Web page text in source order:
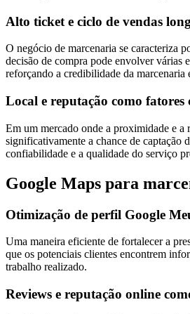
Alto ticket e ciclo de vendas
O negócio de marcenaria se caracteriza
decisão de compra pode envolver várias
reforçando a credibilidade da marcenaria
Local e reputação como fatores
Em um mercado onde a proximidade e a
significativamente a chance de captação
confiabilidade e a qualidade do serviço
Google Maps para
Otimização de perfil Google
Uma maneira eficiente de fortalecer a
que os potenciais clientes encontrem
trabalho realizado.
Reviews e reputação online